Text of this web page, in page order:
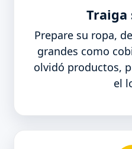
Traiga
Prepare su ropa,
grandes como
olvidó productos,
el